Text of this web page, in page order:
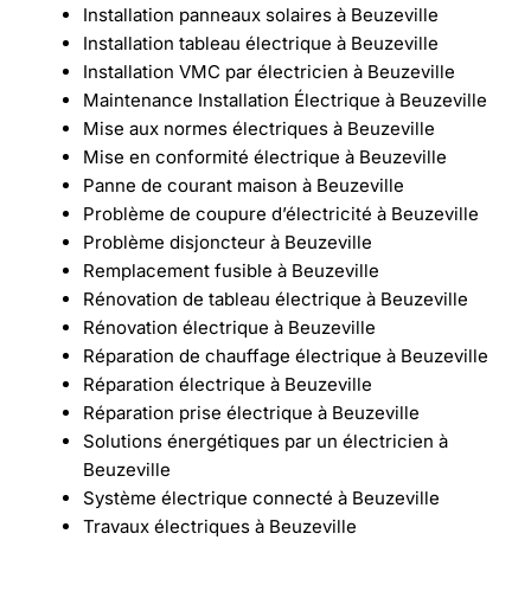
Installation panneaux solaires à Beuzeville
Installation tableau électrique à Beuzeville
Installation VMC par électricien à Beuzeville
Maintenance Installation Électrique à Beuzeville
Mise aux normes électriques à Beuzeville
Mise en conformité électrique à Beuzeville
Panne de courant maison à Beuzeville
Problème de coupure d’électricité à Beuzeville
Problème disjoncteur à Beuzeville
Remplacement fusible à Beuzeville
Rénovation de tableau électrique à Beuzeville
Rénovation électrique à Beuzeville
Réparation de chauffage électrique à Beuzeville
Réparation électrique à Beuzeville
Réparation prise électrique à Beuzeville
Solutions énergétiques par un électricien à
Beuzeville
Système électrique connecté à Beuzeville
Travaux électriques à Beuzeville